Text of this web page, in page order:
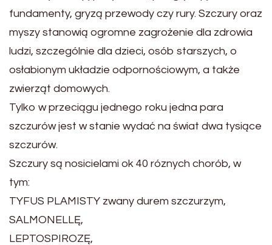
fundamenty, gryzą przewody czy rury. Szczury oraz
myszy stanowią ogromne zagrożenie dla zdrowia
ludzi, szczególnie dla dzieci, osób starszych, o
osłabionym układzie odpornościowym, a także
zwierząt domowych.
Tylko w przeciągu jednego roku jedna para
szczurów jest w stanie wydać na świat dwa tysiące
szczurów.
Szczury są nosicielami ok 40 róznych chorób, w
tym:
TYFUS PLAMISTY zwany durem szczurzym,
SALMONELLĘ,
LEPTOSPIROZĘ,